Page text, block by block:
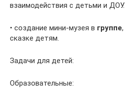
взаимодействия с детьми и ДОУ.
• создание мини-музея в группе
сказке детям.
Задачи для детей:
Образовательные: